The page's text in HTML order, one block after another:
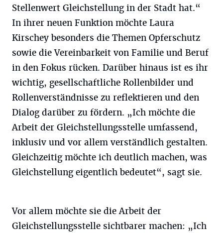
Stellenwert Gleichstellung in der Stadt hat.“
In ihrer neuen Funktion möchte Laura
Kirschey besonders die Themen Opferschutz
sowie die Vereinbarkeit von Familie und Beruf
in den Fokus rücken. Darüber hinaus ist es ihr
wichtig, gesellschaftliche Rollenbilder und
Rollenverständnisse zu reflektieren und den
Dialog darüber zu fördern. „Ich möchte die
Arbeit der Gleichstellungsstelle umfassend,
inklusiv und vor allem verständlich gestalten.
Gleichzeitig möchte ich deutlich machen, was
Gleichstellung eigentlich bedeutet“, sagt sie.
Vor allem möchte sie die Arbeit der
Gleichstellungsstelle sichtbarer machen: „Ich